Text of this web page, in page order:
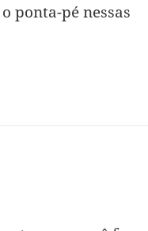
ponta-pé nessas